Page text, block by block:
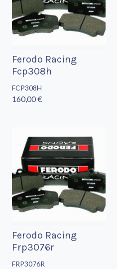
Ferodo Racing
Fcp308h
FCP308H
160,00 €
Ferodo Racing
Frp3076r
FRP3076R